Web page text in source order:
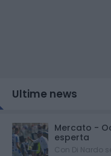
Ultime news
Mercato -
esperta
Con Di Nardo